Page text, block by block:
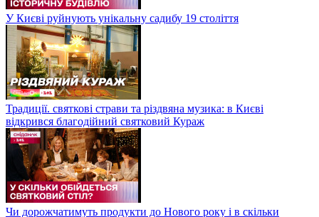
У Києві руйнують унікальну садибу 19 століття
Традиції. святкові страви та різдвяна музика: в Києві
відкрився благодійний святковий Кураж
Чи дорожчатимуть продукти до Нового року і в скільки